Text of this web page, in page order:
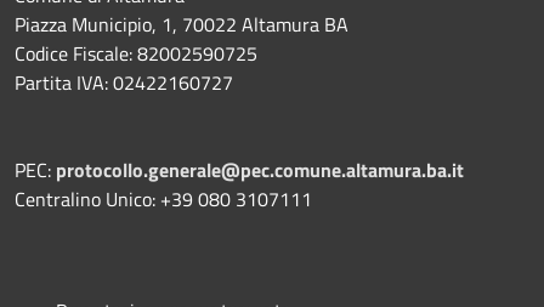
Piazza Municipio, 1, 70022 Altamura BA
Codice Fiscale: 82002590725
Partita IVA: 02422160727
PEC: protocollo.generale@pec.comune.altamura.ba.it
Centralino Unico: +39 080 3107111